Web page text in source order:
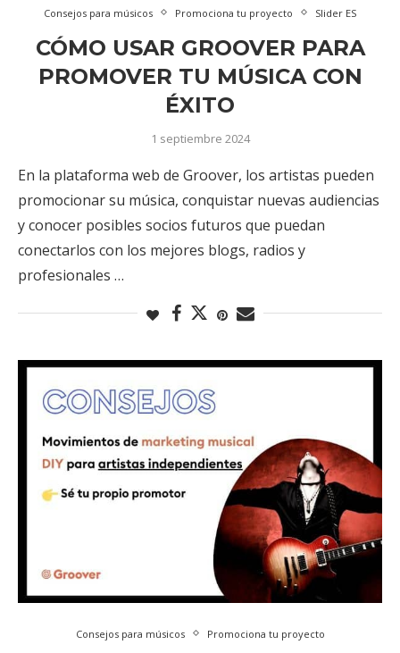
Consejos para músicos Promociona tu proyecto Slider ES
CÓMO USAR GROOVER PARA
PROMOVER TU MÚSICA CON
ÉXITO
1 septiembre 2024
En la plataforma web de Groover, los artistas pueden
promocionar su música, conquistar nuevas audiencias
y conocer posibles socios futuros que puedan
conectarlos con los mejores blogs, radios y
profesionales …
Consejos para músicos Promociona tu proyecto